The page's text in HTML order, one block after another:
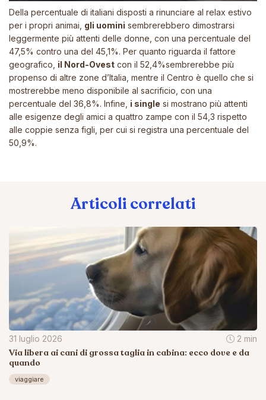
Della percentuale di italiani disposti a rinunciare al relax estivo
per i propri animai, gli uomini sembrerebbero dimostrarsi
leggermente più attenti delle donne, con una percentuale del
47,5% contro una del 45,1%. Per quanto riguarda il fattore
geografico, il Nord-Ovest con il 52,4%sembrerebbe più
propenso di altre zone d’Italia, mentre il Centro è quello che si
mostrerebbe meno disponibile al sacrificio, con una
percentuale del 36,8%. Infine, i single si mostrano più attenti
alle esigenze degli amici a quattro zampe con il 54,3 rispetto
alle coppie senza figli, per cui si registra una percentuale del
50,9%.
Articoli correlati
31 luglio 2026 2 min
Via libera ai cani di grossa taglia in cabina: ecco dove e da
quando
viaggiare